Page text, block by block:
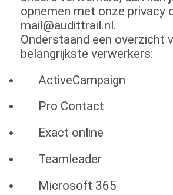
opnemen met onze privacy
mail@audittrail.nl.
Onderstaand een overzicht
belangrijkste verwerkers:
ActiveCampaign
Pro Contact
Exact online
Teamleader
Microsoft 365